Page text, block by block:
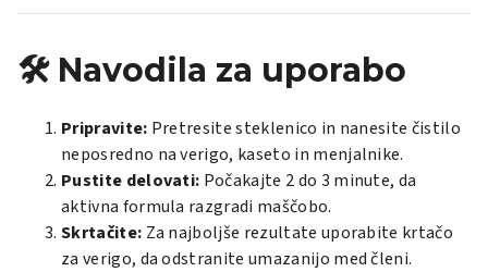
🛠️ Navodila za uporabo
Pripravite: Pretresite steklenico in nanesite čistilo
neposredno na verigo, kaseto in menjalnike.
Pustite delovati: Počakajte 2 do 3 minute, da
aktivna formula razgradi maščobo.
Skrtačite: Za najboljše rezultate uporabite krtačo
za verigo, da odstranite umazanijo med členi.